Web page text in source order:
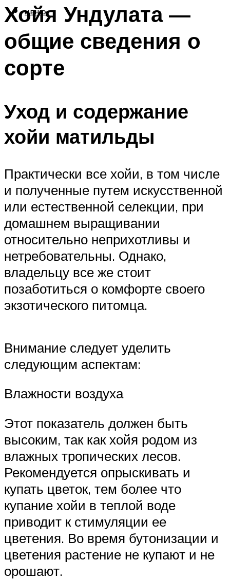
МЕНЮ
Хойя Ундулата —
общие сведения о
сорте
Уход и содержание
хойи матильды
Практически все хойи, в том числе
и полученные путем искусственной
или естественной селекции, при
домашнем выращивании
относительно неприхотливы и
нетребовательны. Однако,
владельцу все же стоит
позаботиться о комфорте своего
экзотического питомца.
Внимание следует уделить
следующим аспектам:
Влажности воздуха
Этот показатель должен быть
высоким, так как хойя родом из
влажных тропических лесов.
Рекомендуется опрыскивать и
купать цветок, тем более что
купание хойи в теплой воде
приводит к стимуляции ее
цветения. Во время бутонизации и
цветения растение не купают и не
орошают.